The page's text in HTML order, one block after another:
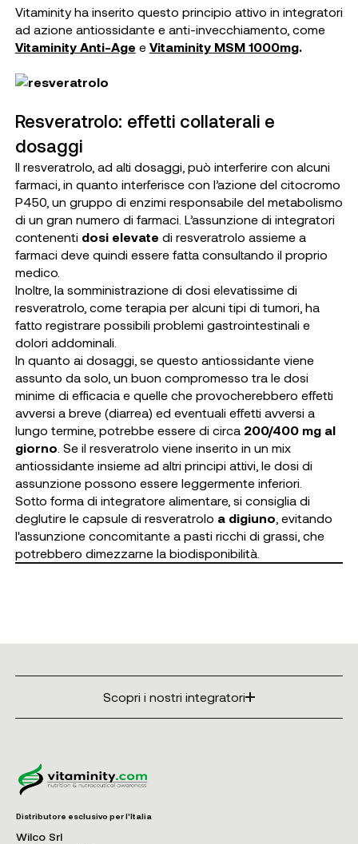
Vitaminity ha inserito questo principio attivo in integratori
ad azione antiossidante e anti-invecchiamento, come
Vitaminity Anti-Age e Vitaminity MSM 1000mg.
Resveratrolo: effetti collaterali e
dosaggi
Il resveratrolo, ad alti dosaggi, può interferire con alcuni
farmaci, in quanto interferisce con l’azione del citocromo
P450, un gruppo di enzimi responsabile del metabolismo
di un gran numero di farmaci. L’assunzione di integratori
contenenti dosi elevate di resveratrolo assieme a
farmaci deve quindi essere fatta consultando il proprio
medico.
Inoltre, la somministrazione di dosi elevatissime di
resveratrolo, come terapia per alcuni tipi di tumori, ha
fatto registrare possibili problemi gastrointestinali e
dolori addominali.
In quanto ai dosaggi, se questo antiossidante viene
assunto da solo, un buon compromesso tra le dosi
minime di efficacia e quelle che provocherebbero effetti
avversi a breve (diarrea) ed eventuali effetti avversi a
lungo termine, potrebbe essere di circa 200/400 mg al
giorno . Se il resveratrolo viene inserito in un mix
antiossidante insieme ad altri principi attivi, le dosi di
assunzione possono essere leggermente inferiori.
Sotto forma di integratore alimentare, si consiglia di
deglutire le capsule di resveratrolo a digiuno , evitando
l'assunzione concomitante a pasti ricchi di grassi, che
potrebbero dimezzarne la biodisponibilità.
Scopri i nostri integratori
Distributore esclusivo per l'Italia
Wilco Srl